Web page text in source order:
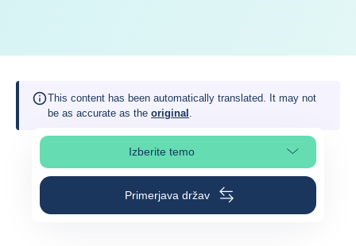
This content has been automatically translated. It may not
be as accurate as the original .
Izberite temo
Izberite poglavje strani
Primerjava držav